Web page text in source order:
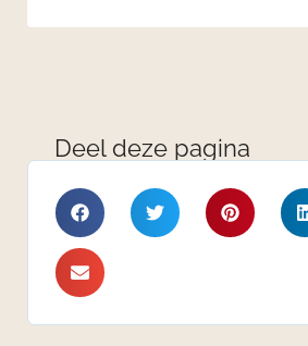
Deel deze pagina